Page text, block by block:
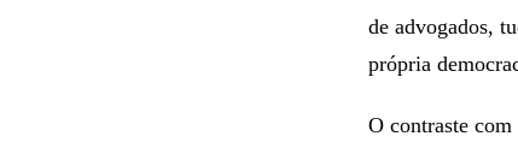
de advogados,
própria
O contraste